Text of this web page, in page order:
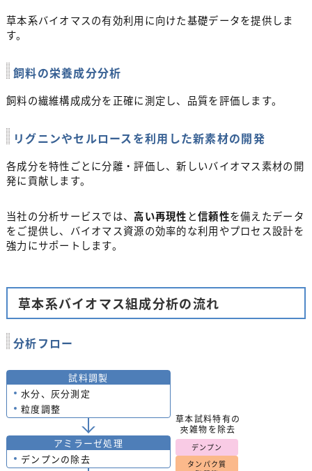
草本系バイオマスの有効利用に向けた基礎データを提供しま
す。
飼料の栄養成分分析
飼料の繊維構成成分を正確に測定し、品質を評価します。
リグニンやセルロースを利用した新素材の開発
各成分を特性ごとに分離・評価し、新しいバイオマス素材の開
発に貢献します。
当社の分析サービスでは、高い再現性 と信頼性を備えたデータ
をご提供し、バイオマス資源の効率的な利用やプロセス設計を
強力にサポートします。
草本系バイオマス組成分析の流れ
分析フロー
試料調製
水分、灰分測定
粒度調整
アミラーゼ処理
デンプンの除去
草本試料特有の
夾雑物を除去
デンプン
タンパク質